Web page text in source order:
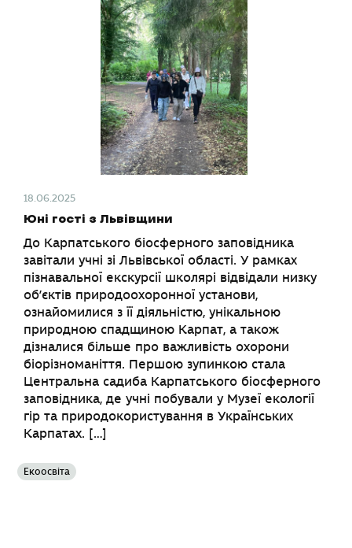
18.06.2025
Юні гості з Львівщини
До Карпатського біосферного заповідника
завітали учні зі Львівської області. У рамках
пізнавальної екскурсії школярі відвідали низку
об’єктів природоохоронної установи,
ознайомилися з її діяльністю, унікальною
природною спадщиною Карпат, а також
дізналися більше про важливість охорони
біорізноманіття. Першою зупинкою стала
Центральна садиба Карпатського біосферного
заповідника, де учні побували у Музеї екології
гір та природокористування в Українських
Карпатах. […]
Екоосвіта